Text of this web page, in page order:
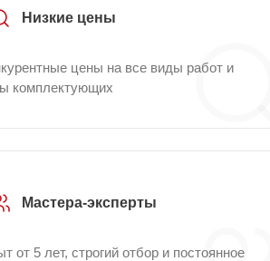
Низкие цены
цены на все виды работ и
комплектующих
Мастера-эксперты
от 5 лет, строгий отбор и постоянное